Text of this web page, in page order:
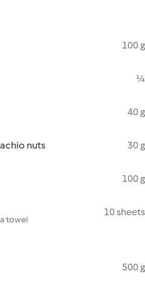
100 g
¼
40 g
nuts 30 g
100 g
towel
10 sheets
500 g